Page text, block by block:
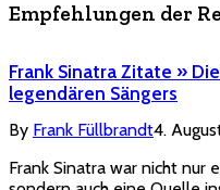
Empfehlungen der
Frank Sinatra Zitate »
legendären Sängers
By Frank Füllbrandt4.
Frank Sinatra war nicht nur